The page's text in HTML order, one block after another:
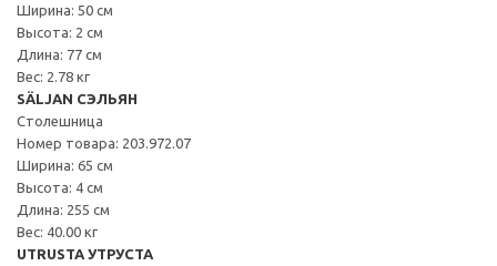
Ширина: 50 см
Высота: 2 см
Длина: 77 см
Вес: 2.78 кг
SÄLJAN СЭЛЬЯН
Столешница
Номер товара: 203.972.07
Ширина: 65 см
Высота: 4 см
Длина: 255 см
Вес: 40.00 кг
UTRUSTA УТРУСТА